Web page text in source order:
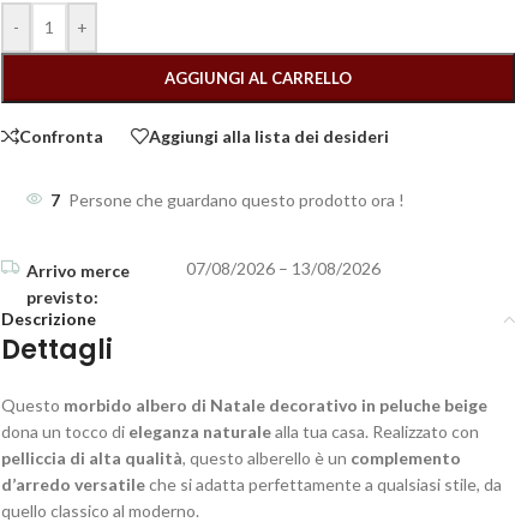
- +
AGGIUNGI AL CARRELLO
Confronta Aggiungi alla lista dei desideri
7 Persone che guardano questo prodotto ora !
07/08/2026 – 13/08/2026
Descrizione
Dettagli
Questo morbido albero di Natale decorativo in peluche beige
dona un tocco di eleganza naturalealla tua casa. Realizzato con
pelliccia di alta qualità, questo alberello è un complemento
d’arredo versatileche si adatta perfettamente a qualsiasi stile, da
quello classico al moderno.